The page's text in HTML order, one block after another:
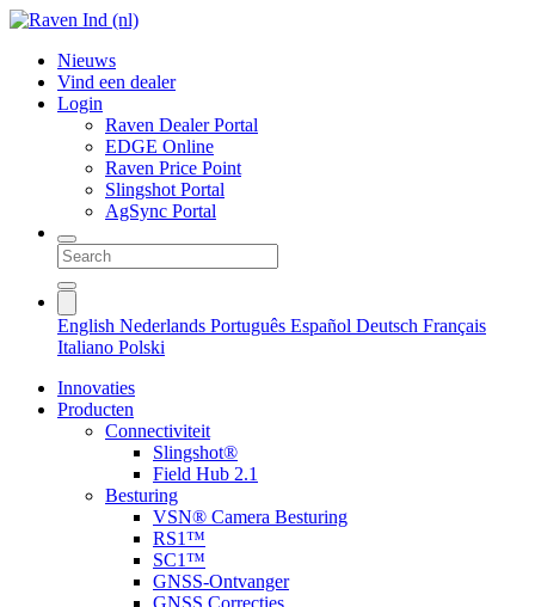
Nieuws
Vind een dealer
Login
Raven Dealer Portal
EDGE Online
Raven Price Point
Slingshot Portal
AgSync Portal
English Nederlands Português Español Deutsch Français
Italiano Polski
Innovaties
Producten
Connectiviteit
Slingshot®
Field Hub 2.1
Besturing
VSN® Camera Besturing
RS1™
SC1™
GNSS-Ontvanger
GNSS Correcties